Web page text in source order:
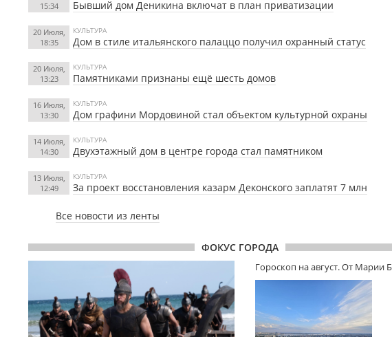
15:34
Бывший дом Деникина включат в план приватизации
20 Июля,
18:35
КУЛЬТУРА
Дом в стиле итальянского палаццо получил охранный статус
20 Июля,
13:23
КУЛЬТУРА
Памятниками признаны ещё шесть домов
16 Июля,
13:30
КУЛЬТУРА
Дом графини Мордовиной стал объектом культурной охраны
14 Июля,
14:30
КУЛЬТУРА
Двухэтажный дом в центре города стал памятником
13 Июля,
12:49
КУЛЬТУРА
За проект восстановления казарм Деконского заплатят 7 млн
Все новости из ленты
ФОКУС ГОРОДА
Гороскоп на август. От Марии